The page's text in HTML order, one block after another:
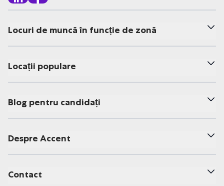
Locuri de muncă în funcție de zonă
Locații populare
Blog pentru candidați
Despre Accent
Contact